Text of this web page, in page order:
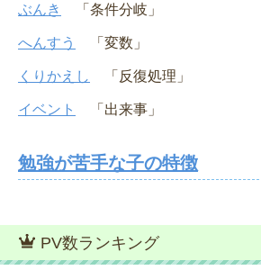
ぶんき 「条件分岐」
へんすう 「変数」
くりかえし 「反復処理」
イベント 「出来事」
勉強が苦手な子の特徴
PV数ランキング